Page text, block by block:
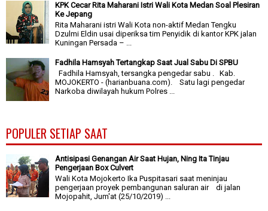
KPK Cecar Rita Maharani Istri Wali Kota Medan Soal Plesiran
Ke Jepang
Rita Maharani istri Wali Kota non-aktif Medan Tengku
Dzulmi Eldin usai diperiksa tim Penyidik di kantor KPK jalan
Kuningan Persada – ...
Fadhila Hamsyah Tertangkap Saat Jual Sabu Di SPBU
Fadhila Hamsyah, tersangka pengedar sabu . Kab.
MOJOKERTO - (harianbuana.com). Satu lagi pengedar
Narkoba diwilayah hukum Polres ...
POPULER SETIAP SAAT
Antisipasi Genangan Air Saat Hujan, Ning Ita Tinjau
Pengerjaan Box Culvert
Wali Kota Mojokerto Ika Puspitasari saat meninjau
pengerjaan proyek pembangunan saluran air di jalan
Mojopahit, Jum'at (25/10/2019) ...